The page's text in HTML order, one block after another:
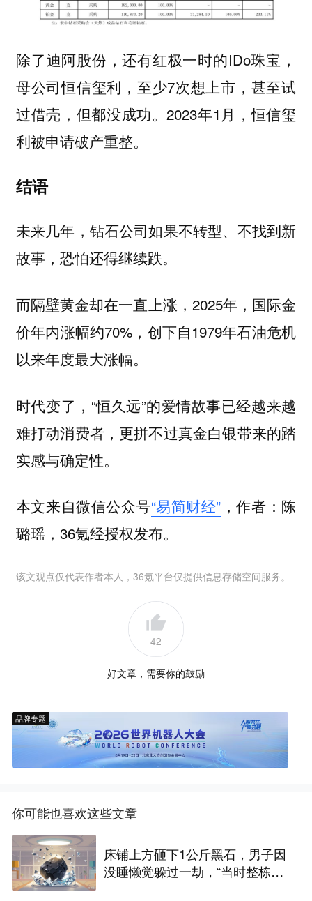
除了迪阿股份，还有红极一时的IDo珠宝，
母公司恒信玺利，至少7次想上市，甚至试
过借壳，但都没成功。2023年1月，恒信玺
利被申请破产重整。
结语
未来几年，钻石公司如果不转型、不找到新
故事，恐怕还得继续跌。
而隔壁黄金却在一直上涨，2025年，国际金
价年内涨幅约70%，创下自1979年石油危机
以来年度最大涨幅。
时代变了，“恒久远”的爱情故事已经越来越
难打动消费者，更拼不过真金白银带来的踏
实感与确定性。
本文来自微信公众号“易简财经” ，作者：陈
璐瑶，36氪经授权发布。
该文观点仅代表作者本人，36氪平台仅提供信息存储空间服务。
42
好文章，需要你的鼓励
品牌专题
你可能也喜欢这些文章
床铺上方砸下1公斤黑石，男子因
没睡懒觉躲过一劫，“当时整栋房